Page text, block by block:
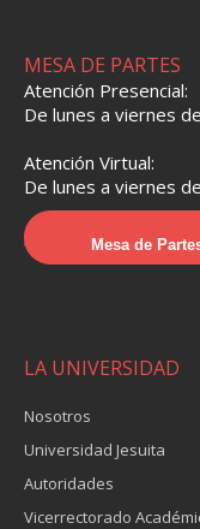
MESA DE PARTES
Atención Presencial:
De lunes a viernes
Atención Virtual:
De lunes a viernes
Mesa de
LA UNIVERSIDAD
Nosotros
Universidad Jesuita
Autoridades
Vicerrectorado